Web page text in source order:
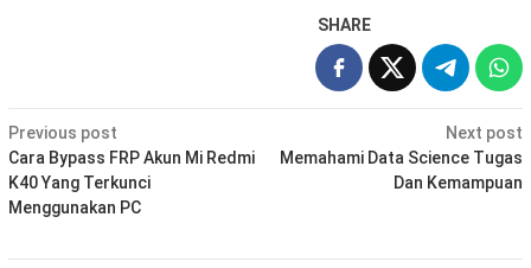
SHARE
Post
navigation
Previous post
Cara Bypass FRP Akun Mi Redmi
K40 Yang Terkunci
Menggunakan PC
Next post
Memahami Data Science Tugas
Dan Kemampuan